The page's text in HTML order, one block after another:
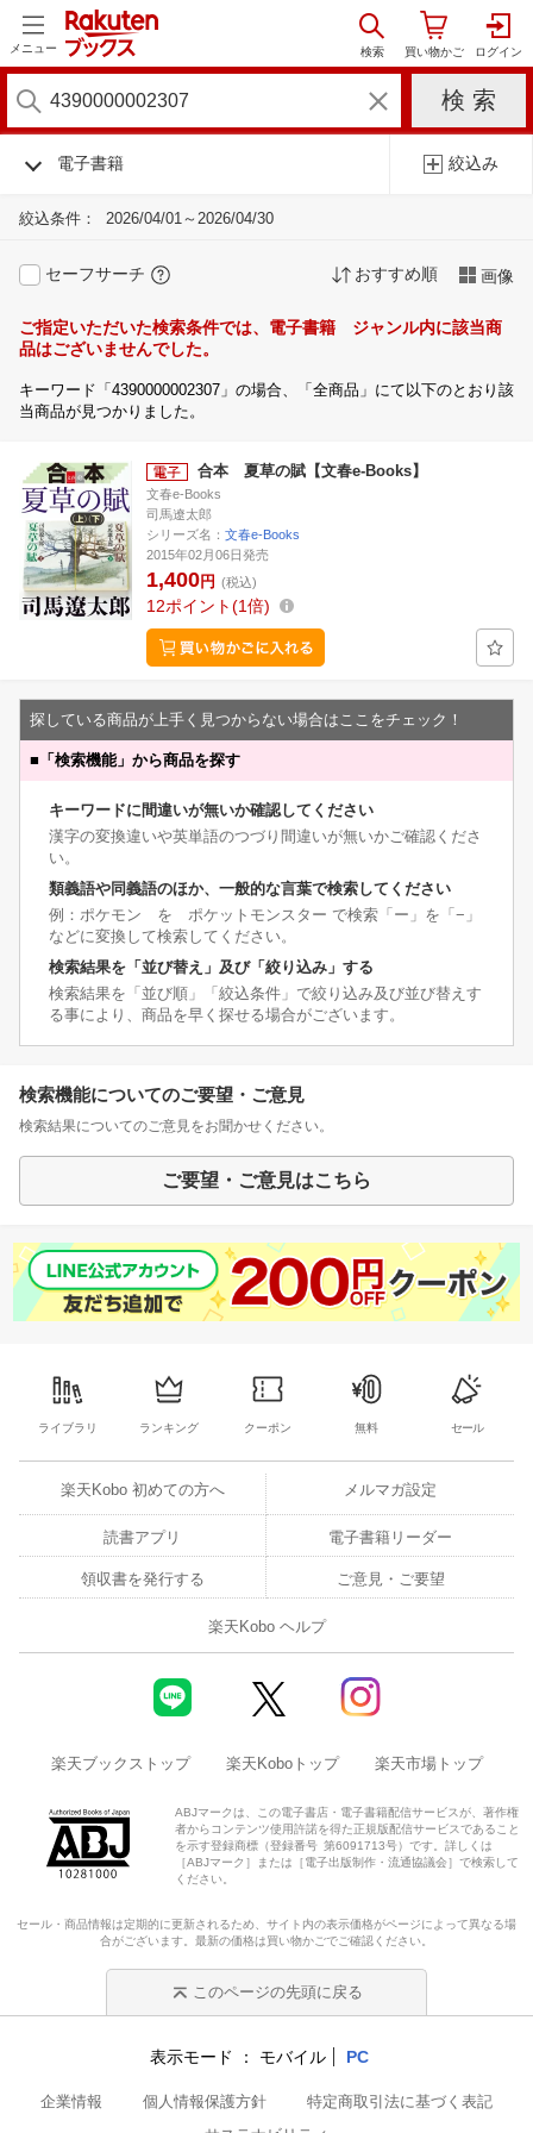
メニュー
電子書籍 絞込み
絞込条件： 2026/04/01～2026/04/30
セーフサーチ おすすめ順 画像
ご指定いただいた検索条件では、電子書籍 ジャンル内に該当商
品はございませんでした。
キーワード「4390000002307」の場合、「全商品」にて以下のとおり該
当商品が見つかりました。
合本 夏草の賦【文春e-Books】
文春e-Books
司馬遼太郎
シリーズ名： 文春e-Books
2015年02月06日発売
1,400円 (税込)
12ポイント 1倍
探している商品が上手く見つからない場合はここをチェック！
■ 「検索機能」から商品を探す
キーワードに間違いが無いか確認してください
漢字の変換違いや英単語のつづり間違いが無いかご確認くださ
い。
類義語や同義語のほか、一般的な言葉で検索してください
例：ポケモン を ポケットモンスター で検索「ー」を「−」
などに変換して検索してください。
検索結果を「並び替え」及び「絞り込み」する
検索結果を「並び順」「絞込条件」で絞り込み及び並び替えす
る事により、商品を早く探せる場合がございます。
検索機能についてのご要望・ご意見
検索結果についてのご意見をお聞かせください。
ご要望・ご意見はこちら
ライブラリ ランキング クーポン 無料 セール
楽天Kobo 初めての方へ メルマガ設定
読書アプリ 電子書籍リーダー
領収書を発行する ご意見・ご要望
楽天Kobo ヘルプ
楽天ブックストップ 楽天Koboトップ 楽天市場トップ
ABJマークは、この電子書店・電子書籍配信サービスが、著作権
者からコンテンツ使用許諾を得た正規版配信サービスであること
を示す登録商標（登録番号 第6091713号）です。詳しくは
［ABJマーク］または［電子出版制作・流通協議会］で検索して
ください。
セール・商品情報は定期的に更新されるため、サイト内の表示価格がページによって異なる場
合がございます。最新の価格は買い物かごでご確認ください。
このページの先頭に戻る
表示モード モバイル PC
企業情報 個人情報保護方針
特定商取引法に基づく表記